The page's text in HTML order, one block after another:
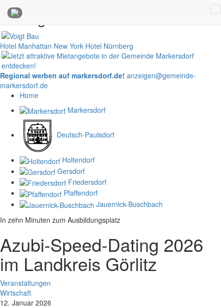
Anzeigen
Hotel Manhattan New York Hotel Nürnberg
Regional werben auf markersdorf.de! anzeigen@gemeinde-
markersdorf.de
Home
Markersdorf
Deutsch-Paulsdorf
Holtendorf
Gersdorf
Friedersdorf
Pfaffendorf
Jauernick-Buschbach
In zehn Minuten zum Ausbildungsplatz
Azubi-Speed-Dating 2026
im Landkreis Görlitz
Veranstaltungen
Wirtschaft
12. Januar 2026